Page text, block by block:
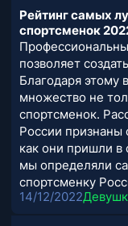
Рейтинг самых
спортсменок
позволяет
Благодаря этому
множество не
спортсменок.
России
как они пришли в
мы определяли
спортсменку
14/12/2022